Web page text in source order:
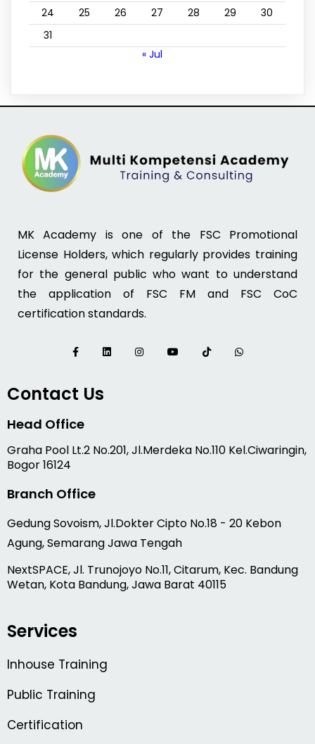
24
25 26 27 28 29
30
31
« Jul
MK Academy is one of the FSC Promotional
License Holders, which regularly provides training
for the general public who want to understand
the application of FSC FM and FSC CoC
certification standards.
Contact Us
Head Office
Graha Pool Lt.2 No.201, Jl.Merdeka No.110 Kel.Ciwaringin,
Bogor 16124
Branch Office
Gedung Sovoism, Jl.Dokter Cipto No.18 - 20 Kebon
Agung, Semarang Jawa Tengah
NextSPACE, Jl. Trunojoyo No.11, Citarum, Kec. Bandung
Wetan, Kota Bandung, Jawa Barat 40115
Services
Inhouse Training
Public Training
Certification